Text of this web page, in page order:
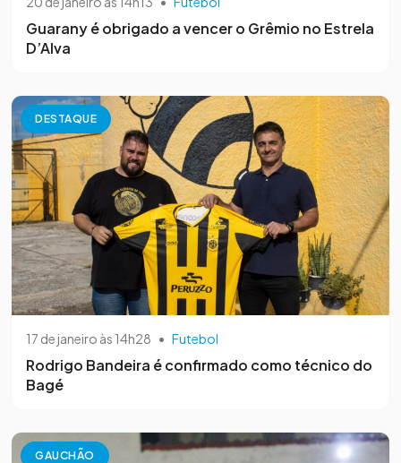
Guarany é obrigado a vencer o Grêmio no Estrela
D’Alva
DESTAQUE
17 de janeiro às 14h28 • Futebol
Rodrigo Bandeira é confirmado como técnico do
Bagé
GAUCHÃO